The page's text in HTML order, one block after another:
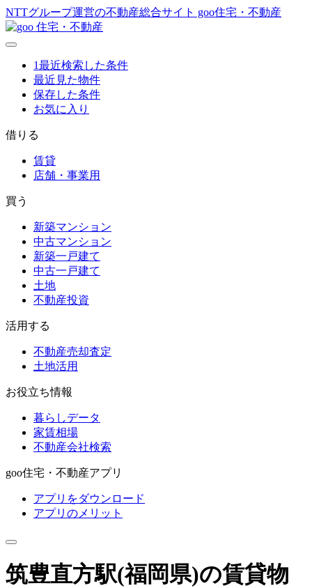
NTTグループ運営の不動産総合サイト goo住宅・不動産
1最近検索した条件
最近見た物件
保存した条件
お気に入り
借りる
賃貸
店舗・事業用
買う
新築マンション
中古マンション
新築一戸建て
中古一戸建て
土地
不動産投資
活用する
不動産売却査定
土地活用
お役立ち情報
暮らしデータ
家賃相場
不動産会社検索
goo住宅・不動産アプリ
アプリをダウンロード
アプリのメリット
筑豊直方駅(福岡県)の賃貸物